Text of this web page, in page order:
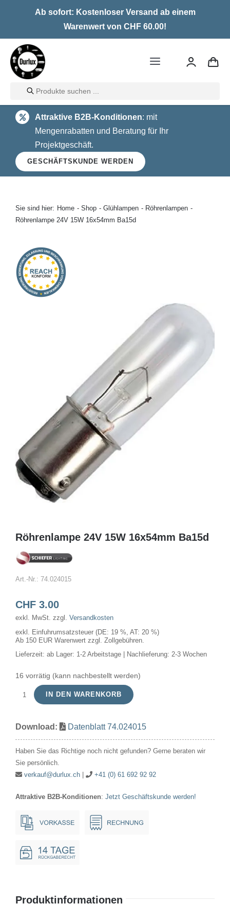
Ab sofort: Kostenloser Versand ab einem
Warenwert von CHF 60.00!
Toggle
Home
LED
Halogen
Glühlampen
Kontakt
Products
search
Attraktive B2B-Konditionen: mit
Mengenrabatten und Beratung für Ihr
Projektgeschäft.
GESCHÄFTSKUNDE WERDEN
Sie sind hier: Home Shop Glühlampen
Röhrenlampen
Röhrenlampe 24V 15W 16x54mm Ba15d
Röhrenlampe 24V 15W 16x54mm Ba15d
Art.-Nr.: 74.024015
CHF3.00
exkl. MwSt. zzgl. Versandkosten
exkl. Einfuhrumsatzsteuer (DE: 19 %, AT: 20 %)
Ab 150 EUR Warenwert zzgl. Zollgebühren.
Lieferzeit: ab Lager: 1-2 Arbeitstage | Nachlieferung: 2-3 Wochen
16 vorrätig (kann nachbestellt werden)
Röhrenlampe
15W
Ba15d
Menge
IN DEN WARENKORB
Download: Datenblatt 74.024015
Haben Sie das Richtige noch nicht gefunden? Gerne beraten wir
Sie persönlich.
verkauf@durlux.ch| +41 (0) 61 692 92 92
Attraktive B2B-Konditionen: Jetzt Geschäftskunde werden!
Produktinformationen